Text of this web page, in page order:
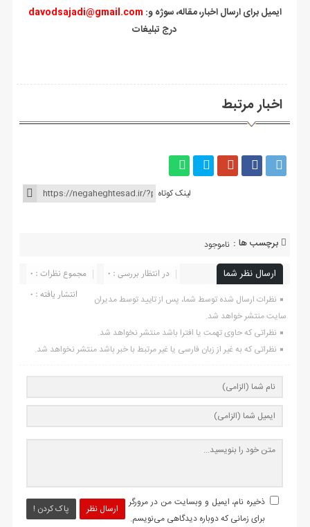
davodsajadi@gmail.com :ایمیل برای ارسال اخبار، مقاله، سوژه و
درج تبلیغات
اخبار مرتبط
لینک کوتاه
برچسب ها : ناموجود
ارسال نظر شما مجموع نظرات : 0
در انتظار بررسی : 0
انتشار یافته : ۰
نظرات ارسال شده توسط شما، پس از تایید توسط مدیران
سایت منتشر خواهد شد.
نظراتی که حاوی تهمت یا افترا باشد منتشر نخواهد شد.
نظراتی که به غیر از زبان فارسی یا غیر مرتبط با خبر باشد منتشر نخواهد شد.
ارسال نظر پاک کردن !
ذخیره نام، ایمیل و وبسایت من در مرورگر
برای زمانی که دوباره دیدگاهی می‌نویسم.